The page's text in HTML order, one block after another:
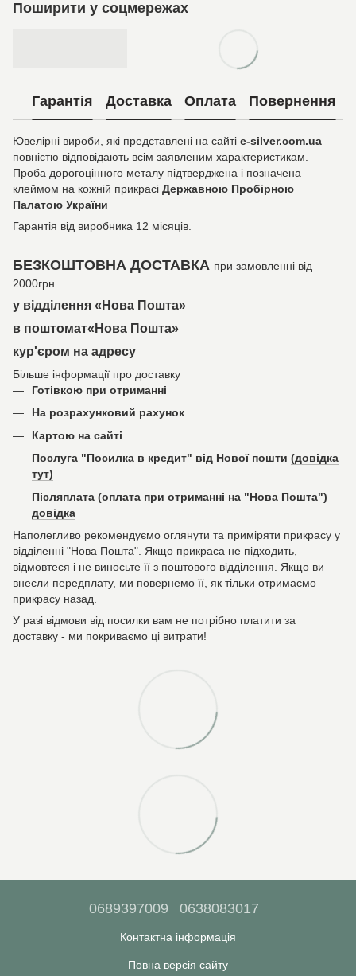
Поширити у соцмережах
Гарантія Доставка Оплата Повернення
Ювелірні вироби, які представлені на сайті e-silver.com.ua
повністю відповідають всім заявленим характеристикам.
Проба дорогоцінного металу підтверджена і позначена
клеймом на кожній прикрасі Державною Пробірною
Палатою України
Гарантія від виробника 12 місяців.
БЕЗКОШТОВНА ДОСТАВКА при замовленні від
2000грн
у відділення «Нова Пошта»
в поштомат«Нова Пошта»
кур'єром на адресу
Більше інформації про доставку
Готівкою при отриманні
На розрахунковий рахунок
Картою на сайті
Послуга "Посилка в кредит" від Нової пошти (довідка
тут)
Післяплата (оплата при отриманні на "Нова Пошта")
довідка
Наполегливо рекомендуємо оглянути та приміряти прикрасу у
відділенні "Нова Пошта". Якщо прикраса не підходить,
відмовтеся і не виносьте її з поштового відділення. Якщо ви
внесли передплату, ми повернемо її, як тільки отримаємо
прикрасу назад.
У разі відмови від посилки вам не потрібно платити за
доставку - ми покриваємо ці витрати!
0689397009 0638083017
Контактна інформація
Повна версія сайту